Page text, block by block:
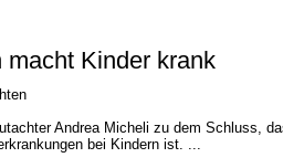
macht Kinder krank
Andrea Micheli zu dem Schluss,
bei Kindern ist. ...